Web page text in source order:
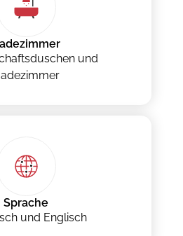
und
Sprache
und Englisch